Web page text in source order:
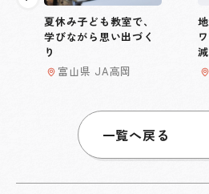
夏休み子ども教室で、
学びながら思い出づく
り
富山県 JA高岡
減
一覧へ戻る